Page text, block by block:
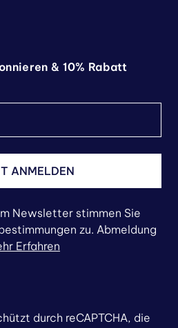
& 10% Rabatt
ANMELDEN
Newsletter stimmen Sie
zu. Abmeldung
Erfahren
durch reCAPTCHA, die